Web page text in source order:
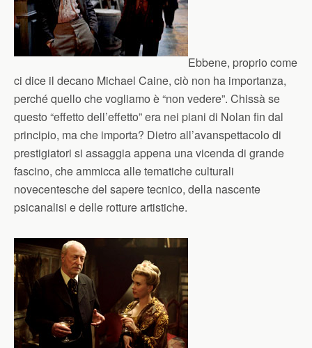
Ebbene, proprio come
ci dice il decano Michael Caine, ciò non ha importanza,
perché quello che vogliamo è “non vedere”. Chissà se
questo “effetto dell’effetto” era nei piani di Nolan fin dal
principio, ma che importa? Dietro all’avanspettacolo di
prestigiatori si assaggia appena una vicenda di grande
fascino, che ammicca alle tematiche culturali
novecentesche del sapere tecnico, della nascente
psicanalisi e delle rotture artistiche.